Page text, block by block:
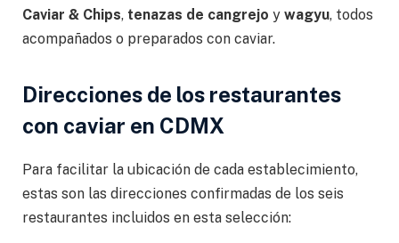
Caviar & Chips, tenazas de cangrejo y wagyu, todos
acompañados o preparados con caviar.
Direcciones de los restaurantes
con caviar en CDMX
Para facilitar la ubicación de cada establecimiento,
estas son las direcciones confirmadas de los seis
restaurantes incluidos en esta selección: